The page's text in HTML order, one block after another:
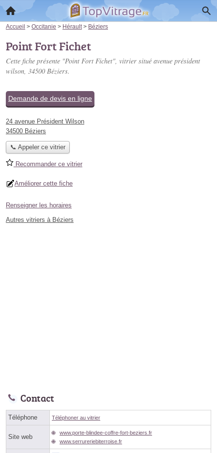
Accueil > Occitanie > Hérault > Béziers
Point Fort Fichet
Cette fiche présente "Point Fort Fichet", vitrier situé avenue président
wilson, 34500 Béziers.
Demande de devis en ligne
24 avenue Président Wilson
34500 Béziers
📞 Appeler ce vitrier
Recommander ce vitrier
Améliorer cette fiche
Renseigner les horaires
Autres vitriers à Béziers
Contact
Téléphone Téléphoner au vitrier
Site web
www.porte-blindee-coffre-fort-beziers.fr
www.serrureriebiterroise.fr